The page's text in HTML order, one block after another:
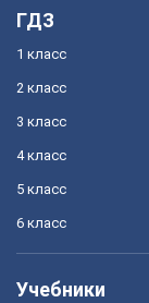
ГДЗ
1 класс
2 класс
3 класс
4 класс
5 класс
6 класс
Учебники